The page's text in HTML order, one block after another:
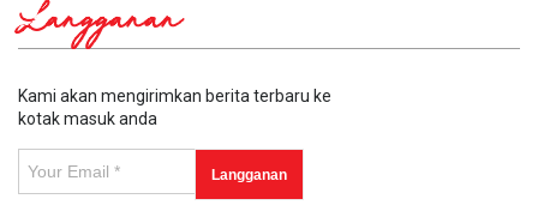
Langganan
Kami akan mengirimkan berita terbaru ke
kotak masuk anda